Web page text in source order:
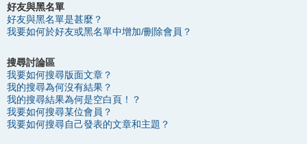
好友與黑名單
好友與黑名單是甚麼？
我要如何於好友或黑名單中增加/刪除會員？
搜尋討論區
我要如何搜尋版面文章？
我的搜尋為何沒有結果？
我的搜尋結果為何是空白頁！？
我要如何搜尋某位會員？
我要如何搜尋自己發表的文章和主題？